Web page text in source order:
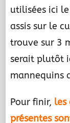
utilisées ici le
assis sur le
trouve sur 3
serait plutôt
mannequins
Pour finir, les
présentes